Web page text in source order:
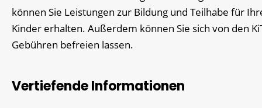
können Sie Leistungen zur Bildung und Teilhabe für
Kinder erhalten. Außerdem können Sie sich von den
Gebühren befreien lassen.
Vertiefende Informationen